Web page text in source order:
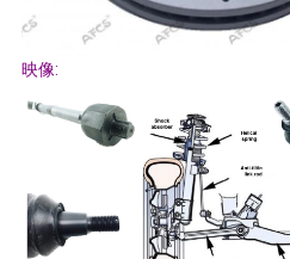
ラ
イ
シ
ー
映像: